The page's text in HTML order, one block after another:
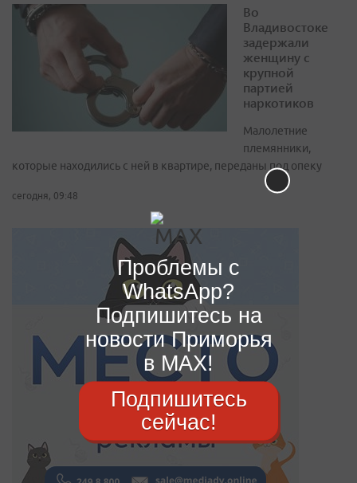
Во
Владивостоке
задержали
женщину с
крупной
партией
наркотиков
Малолетние
племянники,
которые находились с ней в квартире, переданы под опеку
сегодня, 09:48
Проблемы с
WhatsApp?
Подпишитесь на
новости Приморья
в MAX!
Подпишитесь
сейчас!